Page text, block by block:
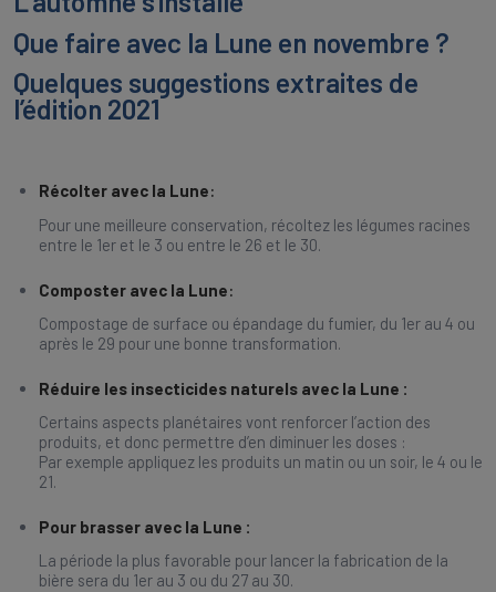
Que faire avec la Lune en novembre ?
Quelques suggestions extraites de
l’édition 2021
Récolter avec la Lune:
Pour une meilleure conservation, récoltez les légumes racines
entre le 1er et le 3 ou entre le 26 et le 30.
Composter avec la Lune:
Compostage de surface ou épandage du fumier, du 1er au 4 ou
après le 29 pour une bonne transformation.
Réduire les insecticides naturels avec la Lune :
Certains aspects planétaires vont renforcer l’action des
produits, et donc permettre d’en diminuer les doses :
Par exemple appliquez les produits un matin ou un soir, le 4 ou le
21.
Pour brasser avec la Lune :
La période la plus favorable pour lancer la fabrication de la
bière sera du 1er au 3 ou du 27 au 30.